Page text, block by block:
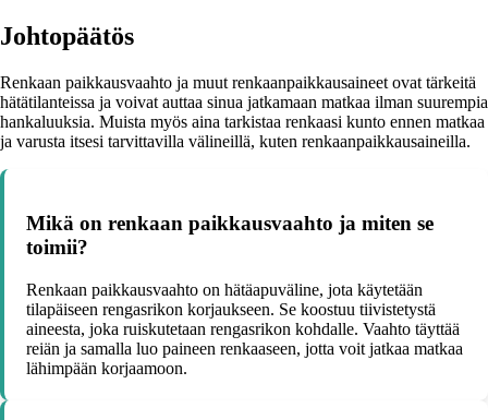
Johtopäätös
Renkaan paikkausvaahto ja muut renkaanpaikkausaineet ovat tärkeitä
hätätilanteissa ja voivat auttaa sinua jatkamaan matkaa ilman suurempia
hankaluuksia. Muista myös aina tarkistaa renkaasi kunto ennen matkaa
ja varusta itsesi tarvittavilla välineillä, kuten renkaanpaikkausaineilla.
Mikä on renkaan paikkausvaahto ja miten se
toimii?
Renkaan paikkausvaahto on hätäapuväline, jota käytetään
tilapäiseen rengasrikon korjaukseen. Se koostuu tiivistetystä
aineesta, joka ruiskutetaan rengasrikon kohdalle. Vaahto täyttää
reiän ja samalla luo paineen renkaaseen, jotta voit jatkaa matkaa
lähimpään korjaamoon.